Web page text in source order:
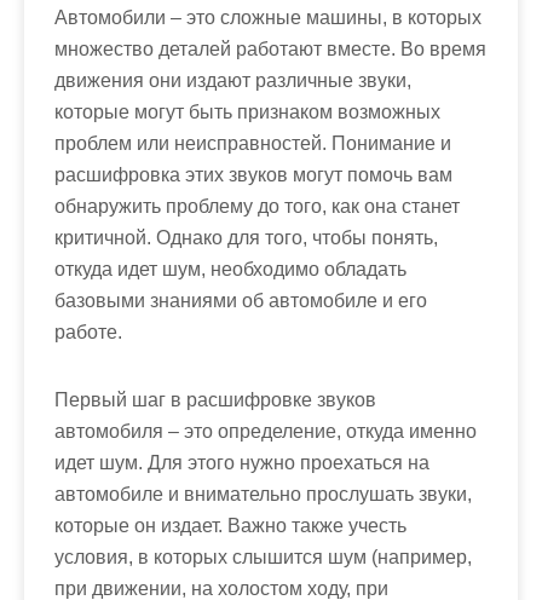
Автомобили – это сложные машины, в которых
множество деталей работают вместе. Во время
движения они издают различные звуки,
которые могут быть признаком возможных
проблем или неисправностей. Понимание и
расшифровка этих звуков могут помочь вам
обнаружить проблему до того, как она станет
критичной. Однако для того, чтобы понять,
откуда идет шум, необходимо обладать
базовыми знаниями об автомобиле и его
работе.
Первый шаг в расшифровке звуков
автомобиля – это определение, откуда именно
идет шум. Для этого нужно проехаться на
автомобиле и внимательно прослушать звуки,
которые он издает. Важно также учесть
условия, в которых слышится шум (например,
при движении, на холостом ходу, при